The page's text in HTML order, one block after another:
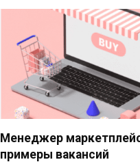
Менеджер
примеры вакансий